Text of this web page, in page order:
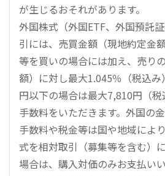
が生じるおそれがあります。
外国株式（外国ETF、外国預託
引には、売買金額（現地約定金
等を買いの場合には加え、売り
額）に対し最大1.045％（税込
円以下の場合は最大7,810円（
手数料をいただきます。外国の
手数料や税金等は国や地域によ
式を相対取引（募集等を含む）
場合は、購入対価のみお支払い